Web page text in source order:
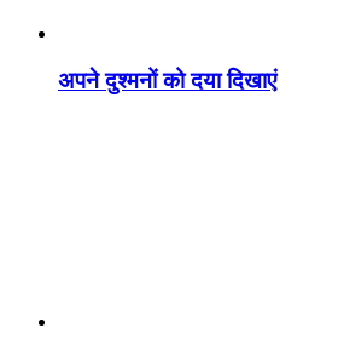
अपने दुश्मनों को दया दिखाएं